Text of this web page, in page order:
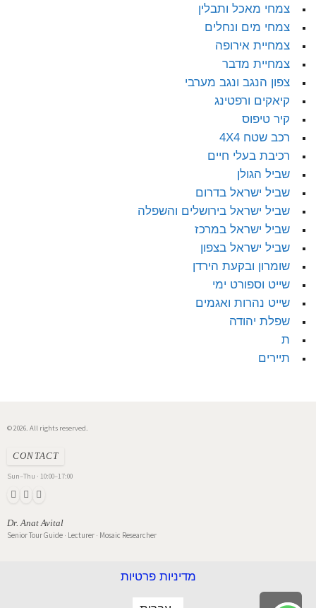
צמחי מאכל ותבלין
צמחי מים ונחלים
צמחיית אירופה
צמחיית מדבר
צפון הנגב ונגב מערבי
קיאקים ורפטינג
קיר טיפוס
רכב שטח 4X4
רכיבת בעלי חיים
שביל הגולן
שביל ישראל בדרום
שביל ישראל בירושלים והשפלה
שביל ישראל במרכז
שביל ישראל בצפון
שומרון ובקעת הירדן
שייט וספורט ימי
שייט נהרות ואגמים
שפלת יהודה
ת
תיירים
© 2026. All rights reserved.
CONTACT
Sun–Thu · 10:00–17:00
Dr. Anat Avital
Senior Tour Guide · Lecturer · Mosaic Researcher
מדיניות פרטיות